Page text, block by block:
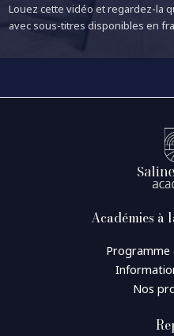
Louez cette vidéo et regardez-la
avec sous-titres disponibles en
Académies à
Programme
Nos